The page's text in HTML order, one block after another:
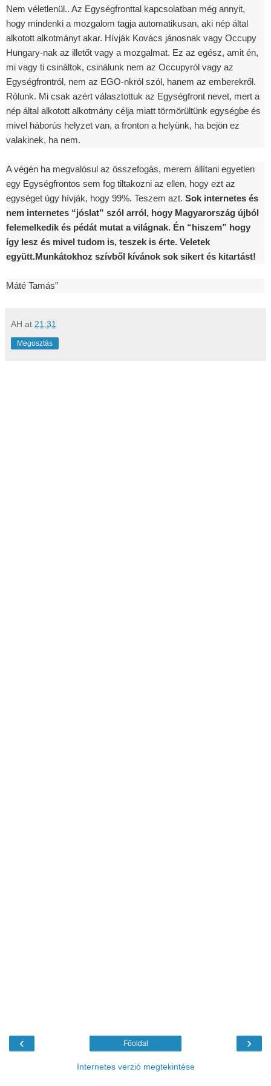
Nem véletlenül.. Az Egységfronttal kapcsolatban még annyit,
hogy mindenki a mozgalom tagja automatikusan, aki nép által
alkotott alkotmányt akar. Hívják Kovács jánosnak vagy Occupy
Hungary-nak az illetőt vagy a mozgalmat. Ez az egész, amit én,
mi vagy ti csináltok, csinálunk nem az Occupyról vagy az
Egységfrontról, nem az EGO-nkról szól, hanem az emberekről.
Rólunk. Mi csak azért választottuk az Egységfront nevet, mert a
nép által alkotott alkotmány célja miatt törmörültünk egységbe és
mivel háborús helyzet van, a fronton a helyünk, ha bejön ez
valakinek, ha nem.
A végén ha megvalósul az összefogás, merem állítani egyetlen
egy Egységfrontos sem fog tiltakozni az ellen, hogy ezt az
egységet úgy hívják, hogy 99%. Teszem azt. Sok internetes és
nem internetes “jóslat” szól arról, hogy Magyarország újból
felemelkedik és pédát mutat a világnak. Én “hiszem” hogy
így lesz és mivel tudom is, teszek is érte. Veletek
együtt.Munkátokhoz szívből kívánok sok sikert és kitartást!
Máté Tamás”
AH at 21:31
Megosztás
‹ ›
Főoldal
Internetes verzió megtekintése